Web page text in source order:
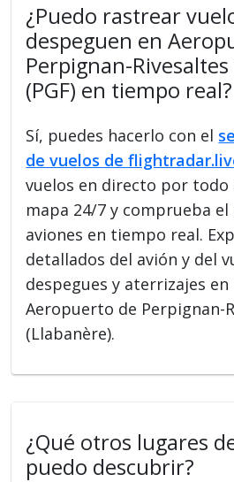
¿Puedo rastrear
despeguen en
Perpignan-
(PGF) en tiempo real?
Sí, puedes hacerlo con el
de vuelos de
vuelos en directo por todo
mapa 24/7 y comprueba
aviones en tiempo real.
detallados del avión y del
despegues y aterrizajes
Aeropuerto de Perpignan-
(Llabanère).
¿Qué otros lugares
puedo descubrir?